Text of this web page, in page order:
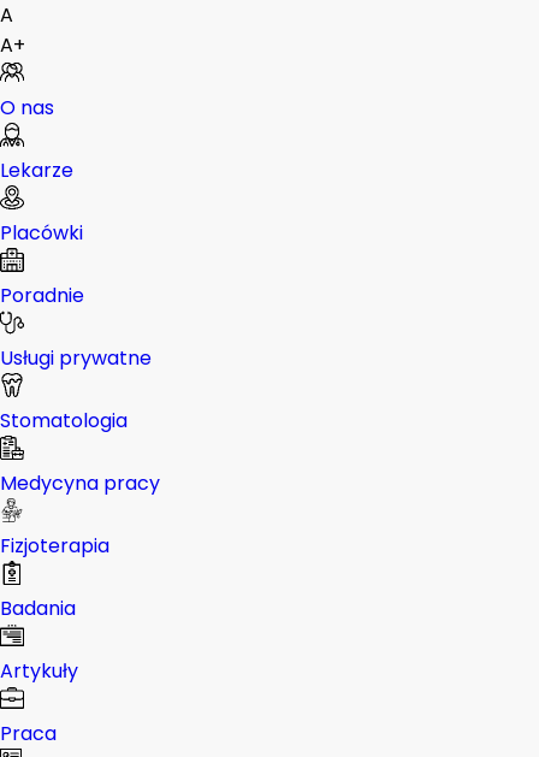
A
A+
O nas
Lekarze
Placówki
Poradnie
Usługi prywatne
Stomatologia
Medycyna pracy
Fizjoterapia
Badania
Artykuły
Praca